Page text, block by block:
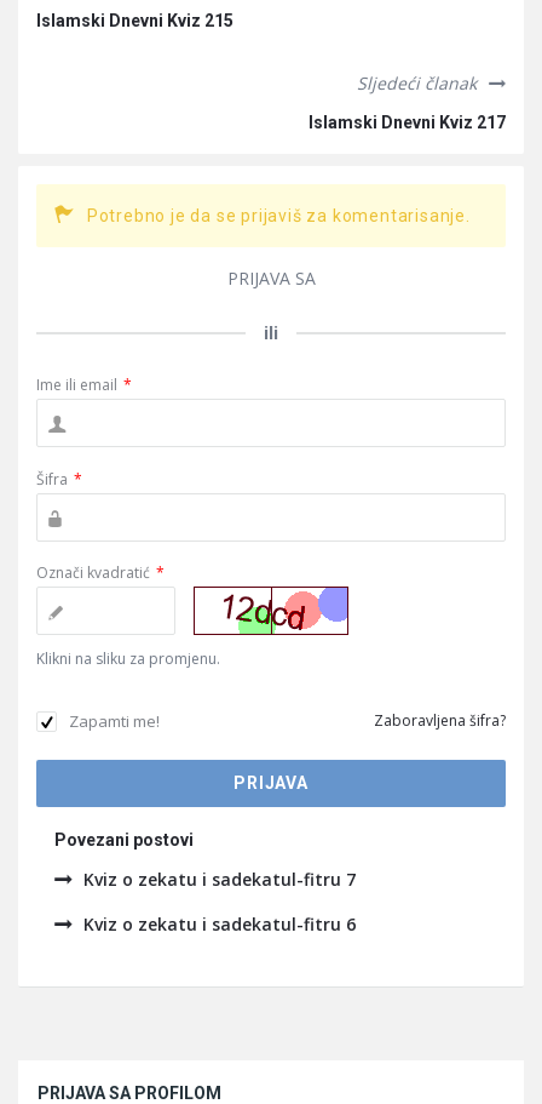
Islamski Dnevni Kviz 215
Sljedeći članak
Islamski Dnevni Kviz 217
Potrebno je da se prijaviš za komentarisanje.
PRIJAVA SA
ili
Ime ili email *
Šifra *
Označi kvadratić *
Klikni na sliku za promjenu.
Zapamti me! Zaboravljena šifra?
Povezani postovi
Kviz o zekatu i sadekatul-fitru 7
Kviz o zekatu i sadekatul-fitru 6
PRIJAVA SA PROFILOM